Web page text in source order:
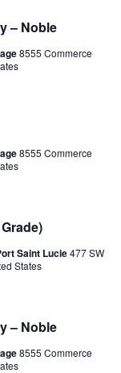
– Noble
8555 Commerce
8555 Commerce
Saint Lucie477 SW
States
– Noble
8555 Commerce